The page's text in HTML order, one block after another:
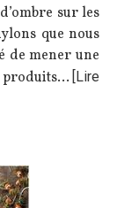
sur les
que nous
de mener une
produits… [Lire